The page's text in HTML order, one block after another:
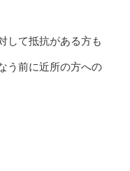
して抵抗がある方も
う前に近所の方への